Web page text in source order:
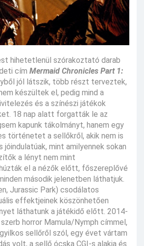
hihetetlenül szórakoztató darab
cím Mermaid Chronicles Part 1:
jól látszik, több részt terveztek,
készültek el, pedig mind a
és a színészi játékok
18 nap alatt forgatták le az
kapunk tákolmányt, hanem egy
történetet a sellőkről, akik nem is
jóindulatúak, mint amilyennek sokan
a lényt nem mint
el a nézők előtt, főszereplővé
második jelenetben láthatjuk.
Jurassic Park) csodálatos
effektjeinek köszönhetően
láthatunk a játékidő előtt. 2014-
horror Mamula/Nymph címmel,
sellőről szól, egy évet vártam
volt, a sellő ócska CGI-s alakja és